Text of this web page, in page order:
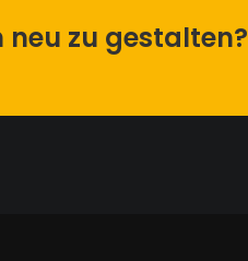
neu zu gestalten?